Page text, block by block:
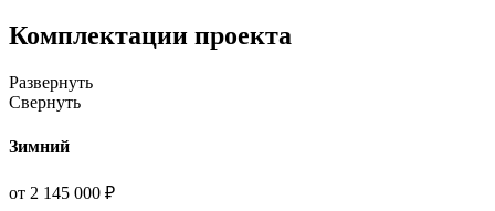
Комплектации проекта
Развернуть
Свернуть
Зимний
от 2 145 000 ₽